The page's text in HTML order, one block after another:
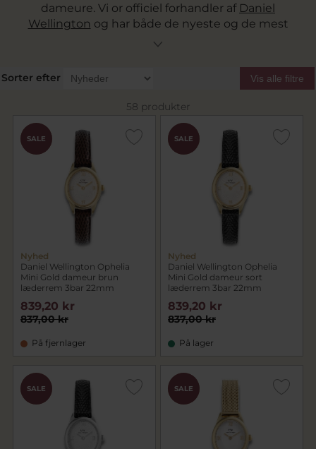
dameure. Vi or officiel forhandler af Daniel
Wellington og har både de nyeste og de mest
efterspurgte ure til kvinder. Vi tilbyder gratis
udskiftning af urene. Se alle vores dameure fra
Daniel Wellington online.
Sorter efter Vis alle filtre
58 produkter
PRIS
SALE
Nyhed
Daniel Wellington Ophelia
Mini Gold dameur brun
læderrem 3bar 22mm
837,00 kr
839,20 kr
På fjernlager
PRIS
SALE
Nyhed
Daniel Wellington Ophelia
Mini Gold dameur sort
læderrem 3bar 22mm
837,00 kr
839,20 kr
På lager
PRIS
SALE
PRIS
SALE